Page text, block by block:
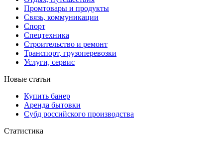
Промтовары и продукты
Связь, коммуникации
Спорт
Спецтехника
Строительство и ремонт
Транспорт, грузоперевозки
Услуги, сервис
Новые статьи
Купить банер
Аренда бытовки
Субд российского производства
Статистика